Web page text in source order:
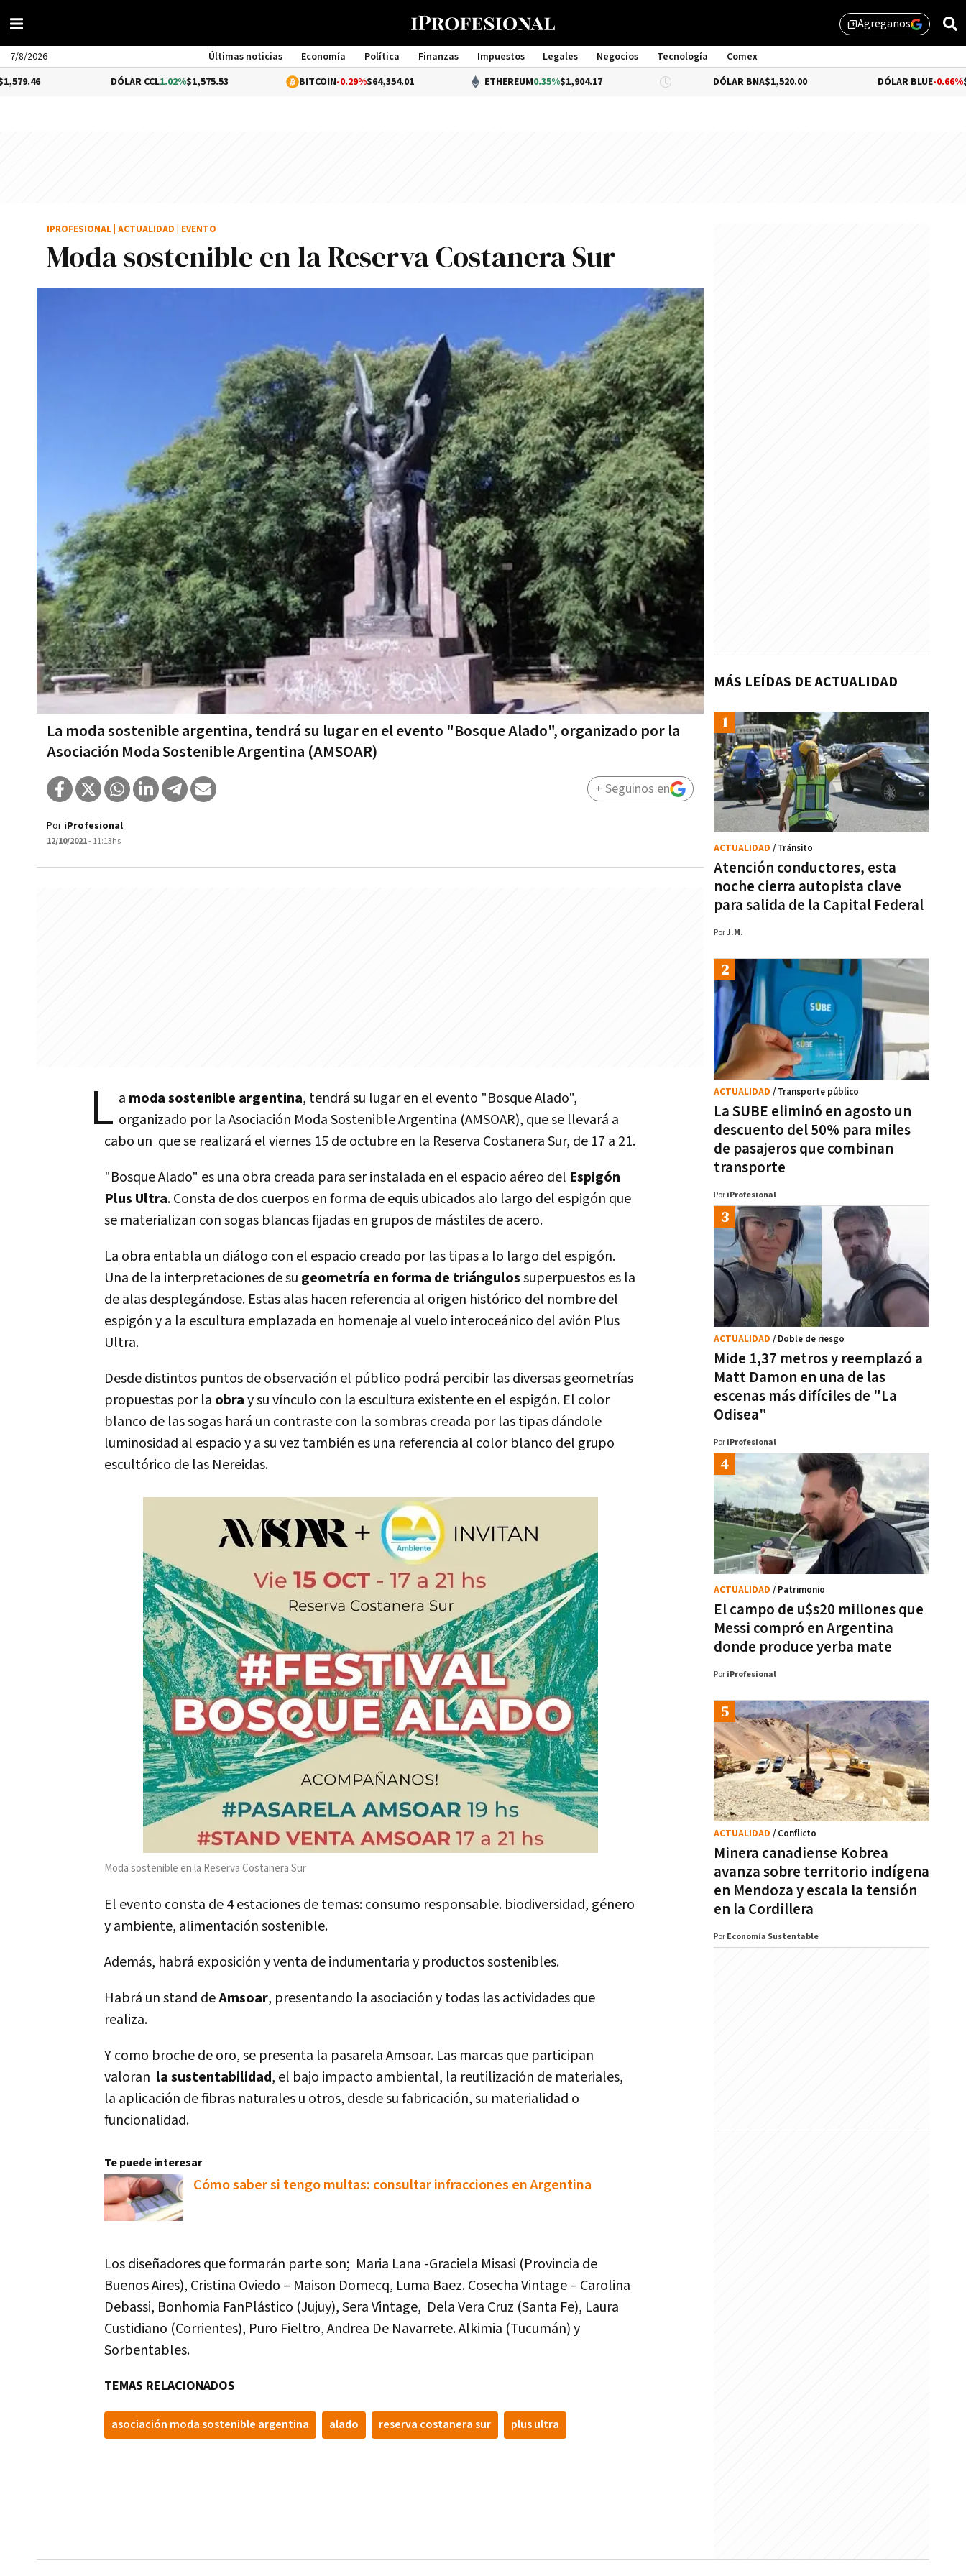
library_addAgreganos
7/8/2026 Últimas noticias Economía Política Finanzas Impuestos Legales Negocios Tecnología
Comex
Management
1.02%$1,575.53 -0.29%$64,354.01 ETHEREUM0.35%$1,904.17 DÓLAR BNA $1,520.00 -0.66%$1,530.00
Moda sostenible en la Reserva Costanera Sur
La moda sostenible argentina, tendrá su lugar en el evento "Bosque Alado", organizado por la
Asociación Moda Sostenible Argentina (AMSOAR)
IPROFESIONAL ACTUALIDAD EVENTO
Por iProfesional
12/10/2021- 11:13hs
+ Seguinos en
L a moda sostenible argentina, tendrá su lugar en el evento "Bosque Alado",
organizado por la Asociación Moda Sostenible Argentina (AMSOAR), que se llevará a
cabo un que se realizará el viernes 15 de octubre en la Reserva Costanera Sur, de 17 a 21.
"Bosque Alado" es una obra creada para ser instalada en el espacio aéreo del Espigón
Plus Ultra. Consta de dos cuerpos en forma de equis ubicados alo largo del espigón que
se materializan con sogas blancas fijadas en grupos de mástiles de acero.
La obra entabla un diálogo con el espacio creado por las tipas a lo largo del espigón.
Una de la interpretaciones de su geometría en forma de triángulossuperpuestos es la
de alas desplegándose. Estas alas hacen referencia al origen histórico del nombre del
espigón y a la escultura emplazada en homenaje al vuelo interoceánico del avión Plus
Ultra.
Desde distintos puntos de observación el público podrá percibir las diversas geometrías
propuestas por la obray su vínculo con la escultura existente en el espigón. El color
blanco de las sogas hará un contraste con la sombras creada por las tipas dándole
luminosidad al espacio y a su vez también es una referencia al color blanco del grupo
escultórico de las Nereidas.
Moda sostenible en la Reserva Costanera Sur
El evento consta de 4 estaciones de temas: consumo responsable. biodiversidad, género
y ambiente, alimentación sostenible.
Además, habrá exposición y venta de indumentaria y productos sostenibles.
Habrá un stand deAmsoar, presentando la asociación y todas las actividades que
realiza.
Y como broche de oro, se presenta la pasarela Amsoar. Las marcas que participan
valoran la sustentabilidad, el bajo impacto ambiental, la reutilización de materiales,
la aplicación de fibras naturales u otros, desde su fabricación, su materialidad o
funcionalidad.
Te puede interesar
Cómo saber si tengo multas: consultar infracciones en Argentina
Los diseñadores que formarán parte son; Maria Lana -Graciela Misasi (Provincia de
Buenos Aires), Cristina Oviedo – Maison Domecq, Luma Baez. Cosecha Vintage – Carolina
Debassi, Bonhomia FanPlástico (Jujuy), Sera Vintage, Dela Vera Cruz (Santa Fe), Laura
Custidiano (Corrientes), Puro Fieltro, Andrea De Navarrete. Alkimia (Tucumán) y
Sorbentables.
TEMAS RELACIONADOS
asociación moda sostenible argentina alado reserva costanera sur plus ultra
MÁS LEÍDAS DE ACTUALIDAD
Atención conductores, esta
noche cierra autopista clave
para salida de la Capital Federal
ACTUALIDAD / Tránsito
PorJ.M.
La SUBE eliminó en agosto un
descuento del 50% para miles
de pasajeros que combinan
transporte
ACTUALIDAD / Transporte público
Por iProfesional
Mide 1,37 metros y reemplazó a
Matt Damon en una de las
escenas más difíciles de "La
Odisea"
ACTUALIDAD / Doble de riesgo
Por iProfesional
El campo de u$s20 millones que
Messi compró en Argentina
donde produce yerba mate
ACTUALIDAD / Patrimonio
Por iProfesional
Minera canadiense Kobrea
avanza sobre territorio indígena
en Mendoza y escala la tensión
en la Cordillera
ACTUALIDAD / Conflicto
Por Economía Sustentable